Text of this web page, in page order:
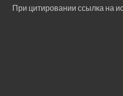
При цитировании ссылка на